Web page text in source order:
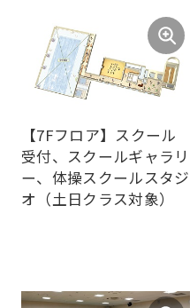
【7Fフロア】スクール
受付、スクールギャラリ
ー、体操スクールスタジ
オ（土日クラス対象）